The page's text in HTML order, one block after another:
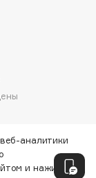
аналитики
и нажимая